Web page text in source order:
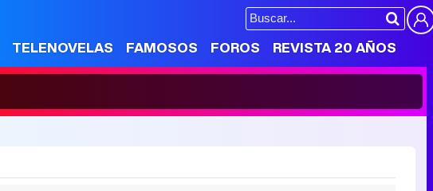
TELENOVELAS FAMOSOS FOROS REVISTA 20 AÑOS